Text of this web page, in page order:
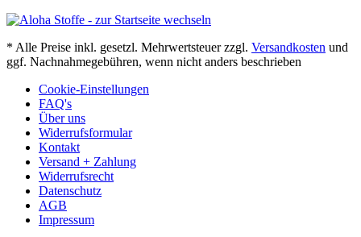
* Alle Preise inkl. gesetzl. Mehrwertsteuer zzgl. Versandkosten und
ggf. Nachnahmegebühren, wenn nicht anders beschrieben
Cookie-Einstellungen
FAQ's
Über uns
Widerrufsformular
Kontakt
Versand + Zahlung
Widerrufsrecht
Datenschutz
AGB
Impressum